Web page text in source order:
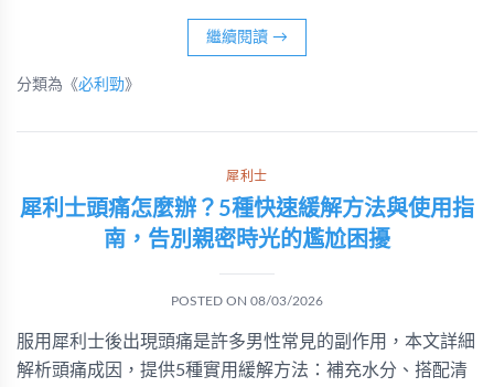
繼續閱讀 →
分類為《必利勁》
犀利士
犀利士頭痛怎麼辦？5種快速緩解方法與使用指
南，告別親密時光的尷尬困擾
POSTED ON 08/03/2026
服用犀利士後出現頭痛是許多男性常見的副作用，本文詳細
解析頭痛成因，提供5種實用緩解方法：補充水分、搭配清